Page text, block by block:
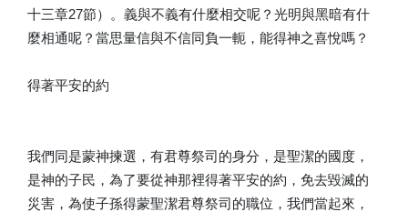
十三章27節）。義與不義有什麼相交呢？光明與黑暗有什
麼相通呢？當思量信與不信同負一軛，能得神之喜悅嗎？
得著平安的約
我們同是蒙神揀選，有君尊祭司的身分，是聖潔的國度，
是神的子民，為了要從神那裡得著平安的約，免去毀滅的
災害，為使子孫得蒙聖潔君尊祭司的職位，我們當起來，